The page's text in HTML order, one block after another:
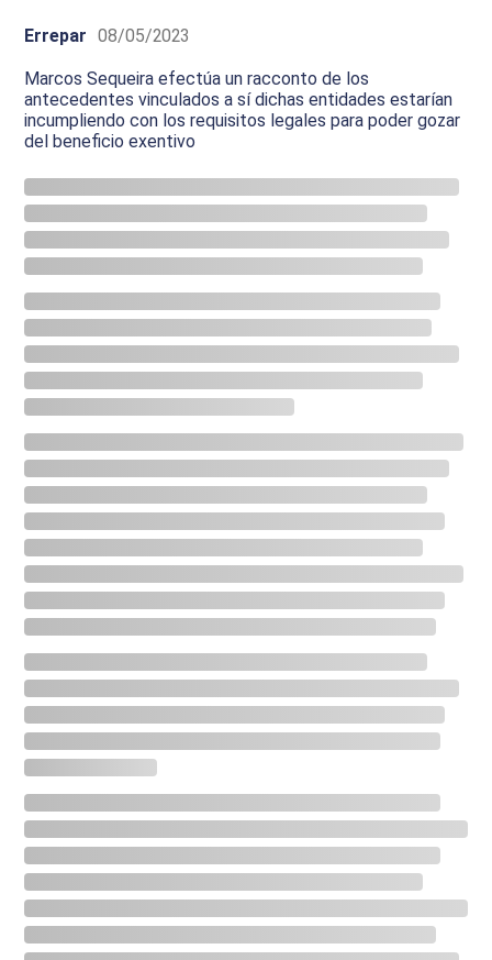
Errepar 08/05/2023
Marcos Sequeira efectúa un racconto de los
antecedentes vinculados a sí dichas entidades estarían
incumpliendo con los requisitos legales para poder gozar
del beneficio exentivo